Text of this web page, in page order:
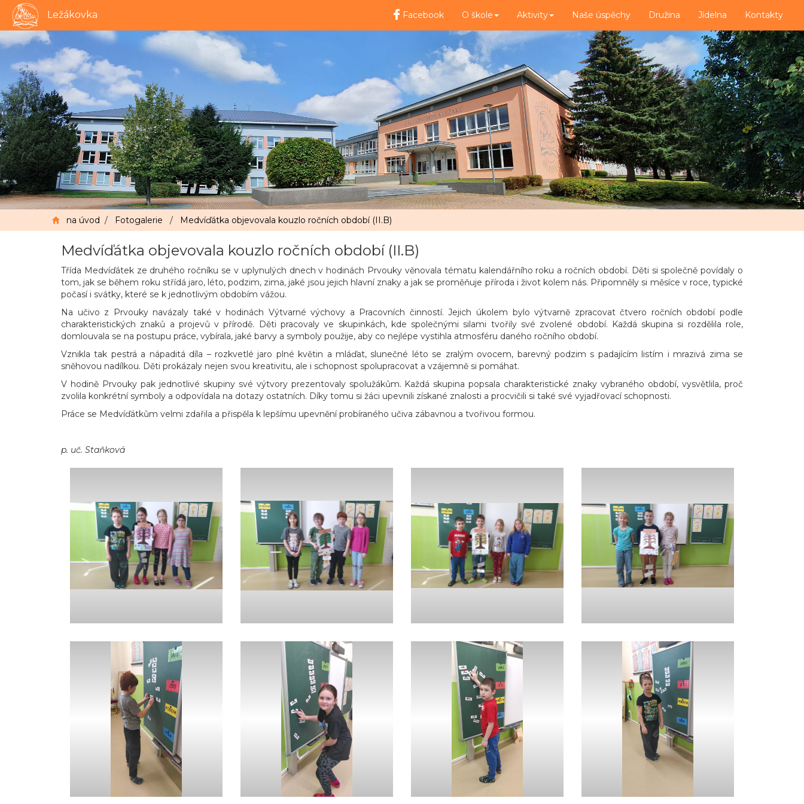
Ležákovka Facebook O škole Aktivity Naše úspěchy Družina Jídelna Kontakty
na úvod / Fotogalerie / Medvíďátka objevovala kouzlo ročních období (II.B)
Medvíďátka objevovala kouzlo ročních období (II.B)
Třída Medvíďátek ze druhého ročníku se v uplynulých dnech v hodinách Prvouky věnovala tématu kalendářního roku a ročních období. Děti si společně povídaly o
tom, jak se během roku střídá jaro, léto, podzim, zima, jaké jsou jejich hlavní znaky a jak se proměňuje příroda i život kolem nás. Připomněly si měsíce v roce, typické
počasí i svátky, které se k jednotlivým obdobím vážou.
Na učivo z Prvouky navázaly také v hodinách Výtvarné výchovy a Pracovních činností. Jejich úkolem bylo výtvarně zpracovat čtvero ročních období podle
charakteristických znaků a projevů v přírodě. Děti pracovaly ve skupinkách, kde společnými silami tvořily své zvolené období. Každá skupina si rozdělila role,
domlouvala se na postupu práce, vybírala, jaké barvy a symboly použije, aby co nejlépe vystihla atmosféru daného ročního období.
Vznikla tak pestrá a nápaditá díla – rozkvetlé jaro plné květin a mláďat, slunečné léto se zralým ovocem, barevný podzim s padajícím listím i mrazivá zima se
sněhovou nadílkou. Děti prokázaly nejen svou kreativitu, ale i schopnost spolupracovat a vzájemně si pomáhat.
V hodině Prvouky pak jednotlivé skupiny své výtvory prezentovaly spolužákům. Každá skupina popsala charakteristické znaky vybraného období, vysvětlila, proč
zvolila konkrétní symboly a odpovídala na dotazy ostatních. Díky tomu si žáci upevnili získané znalosti a procvičili si také své vyjadřovací schopnosti.
Práce se Medvíďátkům velmi zdařila a přispěla k lepšímu upevnění probíraného učiva zábavnou a tvořivou formou.
p. uč. Staňková